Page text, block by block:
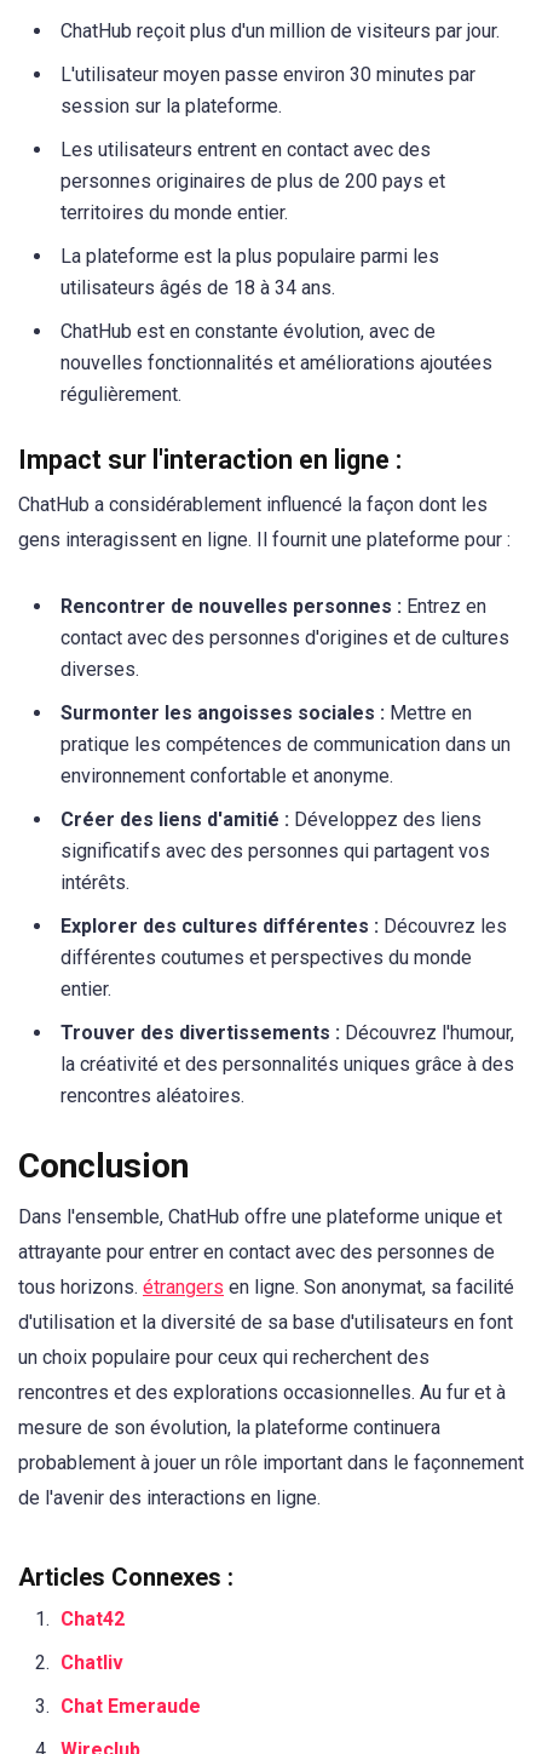
ChatHub reçoit plus d'un million de visiteurs par jour.
L'utilisateur moyen passe environ 30 minutes par
session sur la plateforme.
Les utilisateurs entrent en contact avec des
personnes originaires de plus de 200 pays et
territoires du monde entier.
La plateforme est la plus populaire parmi les
utilisateurs âgés de 18 à 34 ans.
ChatHub est en constante évolution, avec de
nouvelles fonctionnalités et améliorations ajoutées
régulièrement.
Impact sur l'interaction en ligne :
ChatHub a considérablement influencé la façon dont les
gens interagissent en ligne. Il fournit une plateforme pour :
Rencontrer de nouvelles personnes : Entrez en
contact avec des personnes d'origines et de cultures
diverses.
Surmonter les angoisses sociales : Mettre en
pratique les compétences de communication dans un
environnement confortable et anonyme.
Créer des liens d'amitié : Développez des liens
significatifs avec des personnes qui partagent vos
intérêts.
Explorer des cultures différentes : Découvrez les
différentes coutumes et perspectives du monde
entier.
Trouver des divertissements : Découvrez l'humour,
la créativité et des personnalités uniques grâce à des
rencontres aléatoires.
Conclusion
Dans l'ensemble, ChatHub offre une plateforme unique et
attrayante pour entrer en contact avec des personnes de
tous horizons. étrangers en ligne. Son anonymat, sa facilité
d'utilisation et la diversité de sa base d'utilisateurs en font
un choix populaire pour ceux qui recherchent des
rencontres et des explorations occasionnelles. Au fur et à
mesure de son évolution, la plateforme continuera
probablement à jouer un rôle important dans le façonnement
de l'avenir des interactions en ligne.
Articles Connexes :
Chat42
Chatliv
Chat Emeraude